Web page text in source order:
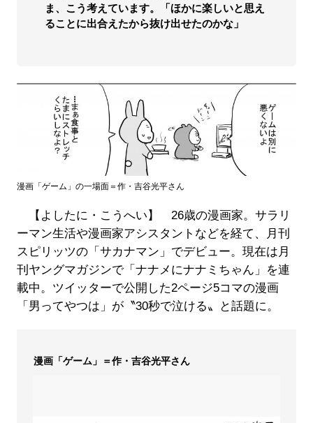
ま、こう考えています。「ほかに楽しいと思え
ることに出合えたから抜け出せたのかな」
漫画「ゲーム」の一場面＝作・吉谷光平さん
【よしたに・こうへい】 26歳の漫画家。サラリ
ーマン生活や漫画家アシスタントなどを経て、月刊
スピリッツの「サカナマン」でデビュー。現在は月
刊ヤングマガジンで「ナナメにナナミちゃん」を連
載中。ツイッターで公開した2ページ5コマの漫画
「男ってやつは」が〝30秒で泣ける〟と話題に。
漫画「ゲーム」＝作・吉谷光平さん